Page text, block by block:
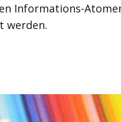
Informations-
werden.